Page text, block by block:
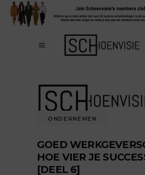
ONDERNEMEN
GOED
HOE VIER JE
[DEEL 6]